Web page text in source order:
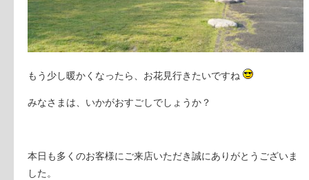
もう少し暖かくなったら、お花見行きたいですね
みなさまは、いかがおすごしでしょうか？
本日も多くのお客様にご来店いただき誠にありがとうございま
した。